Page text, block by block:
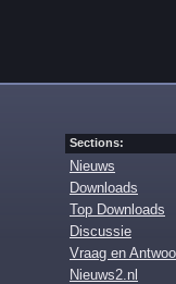
Sections:
Nieuws
Downloads
Top Downloads
Discussie
Vraag en
Nieuws2.nl